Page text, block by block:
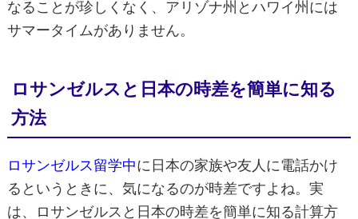
なることが珍しくなく、アリゾナ州とハワイ州には
サマータイムがありません。
ロサンゼルスと日本の時差を簡単に知る
方法
ロサンゼルス留学中に日本の家族や友人に電話かけ
るというときに、気になるのが時差ですよね。実
は、ロサンゼルスと日本の時差を簡単に知る計算方